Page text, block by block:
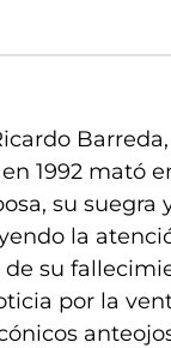
1992 mató
su suegra
la
de su
por la